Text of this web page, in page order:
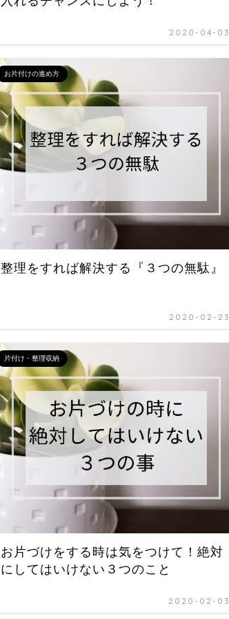
2020-04-03
お片付けの進め方
整理をすれば解決する『３つの無駄』
2020-02-23
片付け・整理収納
お片づけをする時は気をつけて！絶対
にしてはいけない３つのこと
2020-02-03